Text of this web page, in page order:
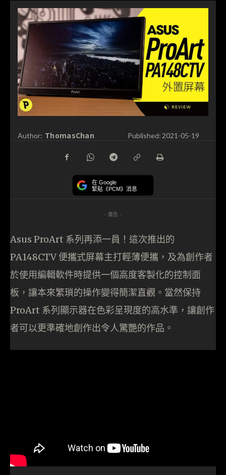
Author: ThomasChan Published: 2021-05-19
在 Google
緊貼《PCM》消息
- 廣告 -
Asus ProArt 系列再添一員！這次推出的
PA148CTV 便攜式屏幕主打輕薄便攜，及為創作者
於使用編輯軟件時提供一個高度客製化的控制面
板，讓本來繁瑣的操作變得簡潔直觀。當然保持
ProArt 系列顯示器在色彩呈現度的高水準，讓創作
者可以更準確地創作出令人驚艷的作品。